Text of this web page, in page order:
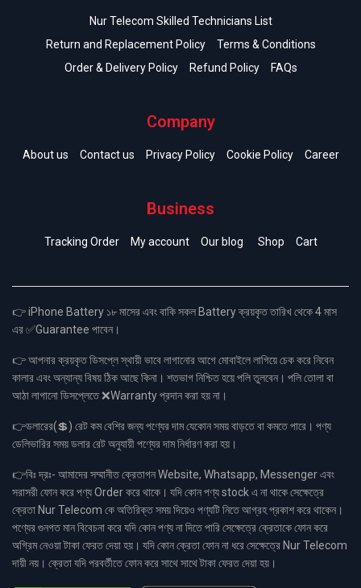
Nur Telecom Skilled Technicians List
Return and Replacement Policy
Terms & Conditions
Order & Delivery Policy
Refund Policy FAQs
Company
About us Contact us Privacy Policy Cookie Policy Career
Business
Tracking Order My account Our blog Shop Cart
👉 iPhone Battery ১৮ মাসের এবং বাকি সকল Battery ক্রয়কৃত তারিখ থেকে 4 মাস
এর ✅Guarantee পাবেন।
👉 আপনার ক্রয়কৃত ডিসপ্লে স্থায়ী ভাবে লাগানোর আগে মোবাইলে লাগিয়ে চেক করে নিবেন
কালার এবং অন্যান্য বিষয় ঠিক আছে কিনা। শতভাগ নিশ্চিত হয়ে পলি তুলবেন। পলি তোলা বা
আঠা লাগানো ডিসপ্লেতে ❌Warranty প্রদান করা হয় না।
👉ডলারের(💲) রেট কম বেশির জন্য পণ্যের দাম যেকোন সময় বাড়তে বা কমতে পারে। পণ্য
ডেলিভারির সময় ডলার রেট অনুযায়ী পণ্যের দাম নির্ধারণ করা হয়।
👉বিঃ দ্রঃ- আমাদের সম্মানীত ক্রেতাগন Website, Whatsapp, Messenger এবং
সরাসরী ফোন করে পণ্য Order করে থাকে। যদি কোন পণ্য stock এ না থাকে সেক্ষেত্রে
ক্রেতা Nur Telecom কে অতিরিক্ত সময় দিয়েও পণ্যটি নিতে আগ্রহ প্রকাশ করে থাকেন।
পণ্যের গুনগত মান বিবেচনা করে যদি কোন পণ্য না দিতে পারি সেক্ষেত্রে ক্রেতাকে ফোন করে
অগ্রিম নেওয়া টাকা ফেরত দেয়া হয়। যদি কোন ক্রেতা ফোন না ধরে সেক্ষেত্রে Nur Telecom
দায়ী নয়। ক্রেতা যদি পরবর্তীতে ফোন করে সাথে সাথে টাকা ফেরত দেয়া হয়।